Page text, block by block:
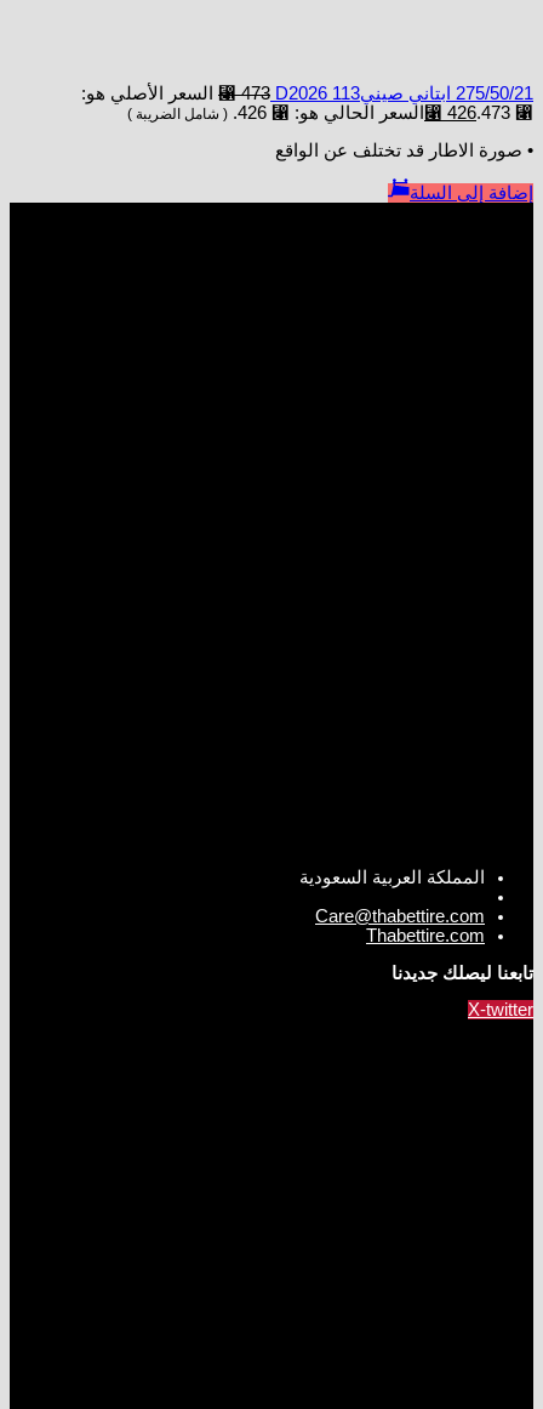
275/50/21 ابتاني صينيD2026 113 ⃁473
السعر الأصلي هو:
⃁ 473.
⃁ 426 السعر الحالي هو: ⃁ 426. ( شامل الضريبة )
• صورة الاطار قد تختلف عن الواقع
إضافة إلى السلة
المملكة العربية السعودية
Care@thabettire.com
Thabettire.com
تابعنا ليصلك جديدنا
X-twitter